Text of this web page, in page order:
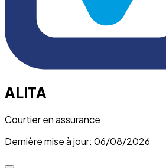
ALITA
Courtier en assurance
Dernière mise à jour: 06/08/2026